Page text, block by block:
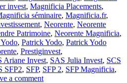
invest, Magnificia Placements,
séminaire, Magnificia.fr,
, Neorente, Neorente
Patrimoine, Neorente Magnificia,
, Patrick Yodo, Patrick Yodo
, Prestiginvest,
Ariane Invest, SAS Julia Invest, SCS
SFP2, SFP, SFP 2, SFP Magnificia,
a comment